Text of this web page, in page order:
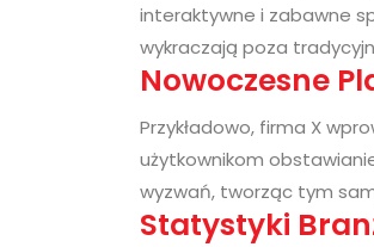
interaktywne i zabawne
wykraczają poza
Nowoczesne
Przykładowo, firma X
użytkownikom
wyzwań, tworząc tym
Statystyki